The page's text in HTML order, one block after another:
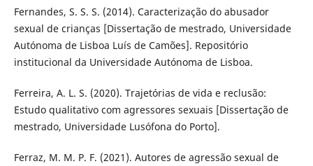
Fernandes, S. S. S. (2014). Caracterização do abusador
sexual de crianças [Dissertação de mestrado, Universidade
Autónoma de Lisboa Luís de Camões]. Repositório
institucional da Universidade Autónoma de Lisboa.
Ferreira, A. L. S. (2020). Trajetórias de vida e reclusão:
Estudo qualitativo com agressores sexuais [Dissertação de
mestrado, Universidade Lusófona do Porto].
Ferraz, M. M. P. F. (2021). Autores de agressão sexual de